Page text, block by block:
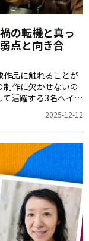
の転機と真っ
点と向き合
作品に触れることが
作に欠かせないの
活躍する3名へイン
ルなどについて詳し
2025-12-12